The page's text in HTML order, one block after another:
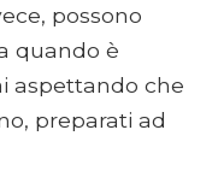
possono
quando è
aspettando che
preparati ad